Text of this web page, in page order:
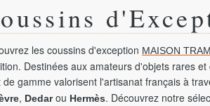
les coussins d'exception MAISON
Destinées aux amateurs d'objets rares
de gamme valorisent l'artisanat français à
, Dedarou Hermès. Découvrez notre